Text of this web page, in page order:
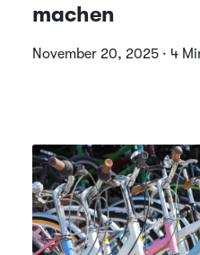
machen
November 20, 2025 · 4